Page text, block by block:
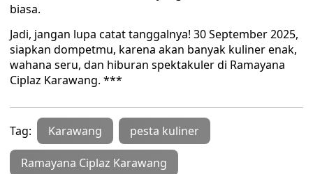
biasa.
‎Jadi, jangan lupa catat tanggalnya! 30 September 2025,
siapkan dompetmu, karena akan banyak kuliner enak,
wahana seru, dan hiburan spektakuler di Ramayana
Ciplaz Karawang. ***
Tag: Karawang pesta kuliner
Ramayana Ciplaz Karawang